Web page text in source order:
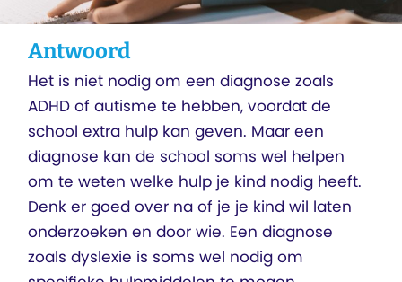
Antwoord
Het is niet nodig om een diagnose zoals
ADHD of autisme te hebben, voordat de
school extra hulp kan geven. Maar een
diagnose kan de school soms wel helpen
om te weten welke hulp je kind nodig heeft.
Denk er goed over na of je je kind wil laten
onderzoeken en door wie. Een diagnose
zoals dyslexie is soms wel nodig om